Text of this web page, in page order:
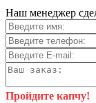
Haш мeнeджep
Пройдите капчу!